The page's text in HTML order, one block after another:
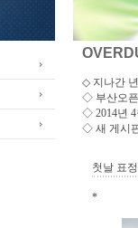
◇ 지나간
◇ 부산오
◇ 2014년 4
◇ 새 게시
첫날 표
*